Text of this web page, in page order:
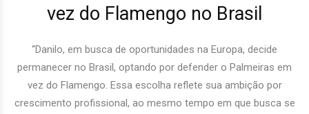
vez do Flamengo no Brasil
“Danilo, em busca de oportunidades na Europa, decide
permanecer no Brasil, optando por defender o Palmeiras em
vez do Flamengo. Essa escolha reflete sua ambição por
crescimento profissional, ao mesmo tempo em que busca se